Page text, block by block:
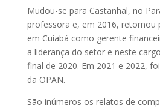
Mudou-se para Castanhal, no
professora e, em 2016, retornou
em Cuiabá como gerente
a liderança do setor e neste
final de 2020. Em 2021 e 2022,
da OPAN.
São inúmeros os relatos de